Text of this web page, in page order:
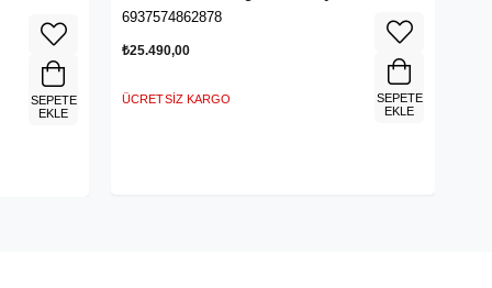
SEPETE
EKLE
6937574862878
₺25.490,00
ÜCRETSIZ KARGO
SEPETE
EKLE